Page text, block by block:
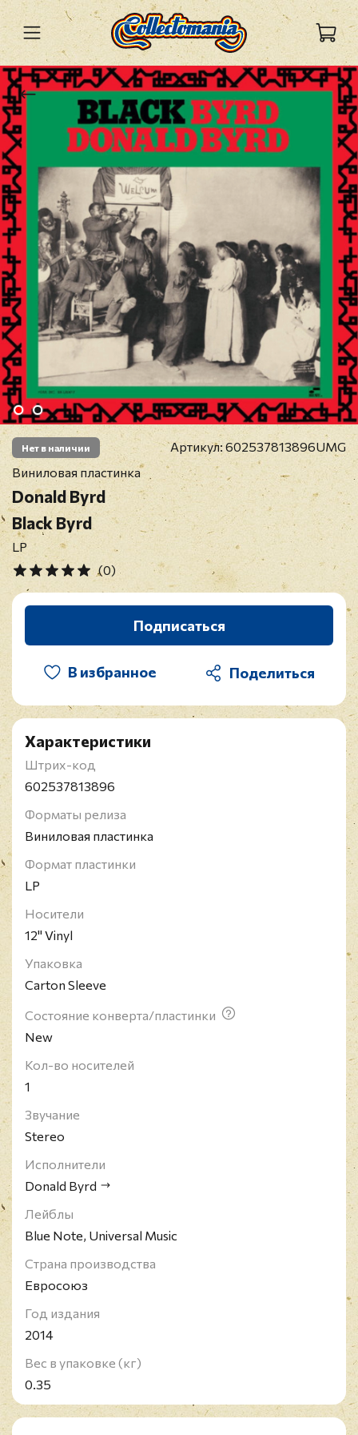
Нет в наличии Артикул: 602537813896UMG
Виниловая пластинка
Donald Byrd
Black Byrd
LP
(0)
Подписаться
В избранное
Характеристики
Штрих-код
602537813896
Форматы релиза
Виниловая пластинка
Формат пластинки
LP
Носители
12" Vinyl
Упаковка
Carton Sleeve
Состояние конверта/пластинки
New
Кол-во носителей
1
Звучание
Stereo
Исполнители
Donald Byrd
Лейблы
Blue Note, Universal Music
Страна производства
Евросоюз
Год издания
2014
Вес в упаковке (кг)
0.35